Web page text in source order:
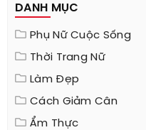
DANH MỤC
Phụ Nữ Cuộc Sống
Thời Trang Nữ
Làm Đẹp
Cách Giảm Cân
Ẩm Thực